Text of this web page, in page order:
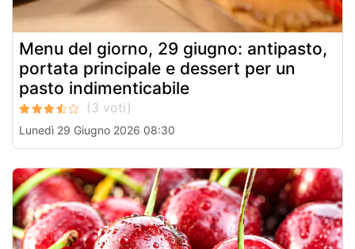
Menu del giorno, 29 giugno: antipasto,
portata principale e dessert per un
pasto indimenticabile
Lunedì 29 Giugno 2026 08:30